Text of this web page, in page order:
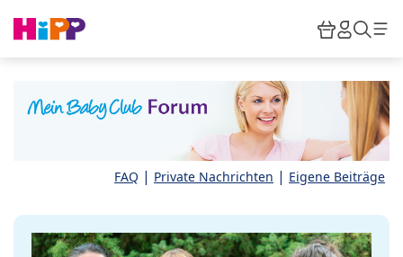
HiPP
FAQ | Private Nachrichten | Eigene Beiträge